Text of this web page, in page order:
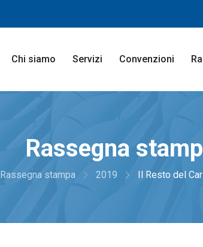
Chi siamo Servizi Convenzioni
Rassegna
Rassegna stampa navigate_next 2019 navigate_next Il Resto del